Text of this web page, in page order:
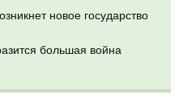
новое государство
большая война